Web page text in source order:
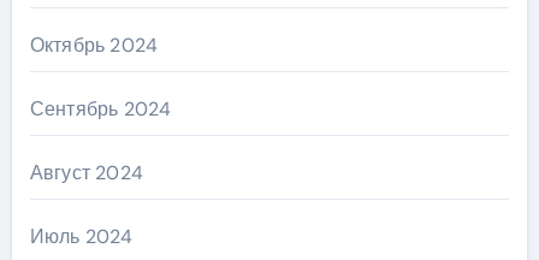
Октябрь 2024
Сентябрь 2024
Август 2024
Июль 2024